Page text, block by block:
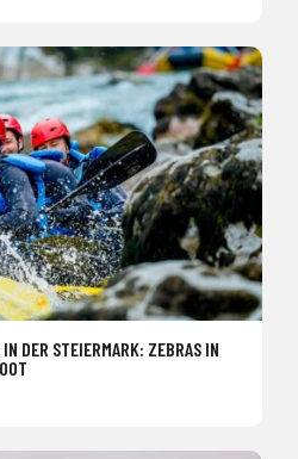
IN DER STEIERMARK: ZEBRAS IN